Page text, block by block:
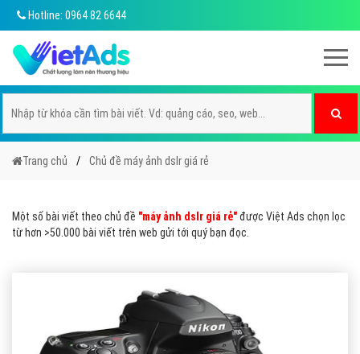
Hotline: 0964 82 6644
Trang chủ Chủ đề máy ảnh dslr giá rẻ
Một số bài viết theo chủ đề "máy ảnh dslr giá rẻ"được Việt Ads chọn lọc
từ hơn >50.000 bài viết trên web gửi tới quý bạn đọc.